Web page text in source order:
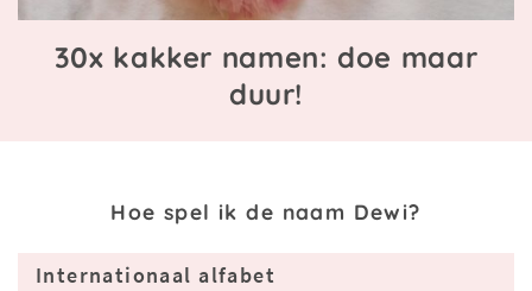
30x kakker namen: doe maar
duur!
Hoe spel ik de naam Dewi?
Internationaal alfabet